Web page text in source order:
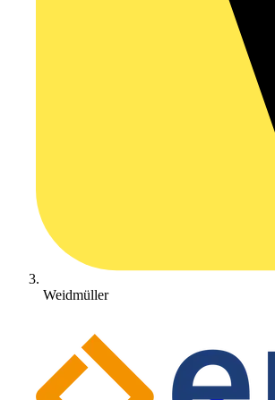
Weidmüller